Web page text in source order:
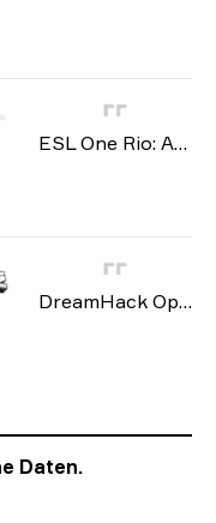
ESL One Rio: Americas Minor Championship 2020
-
DreamHack Open: Leipzig 2020
Daten.